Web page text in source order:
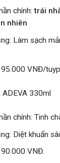
chính:trái
nhiên
: Làm sạch
95.000 VNĐ/
330ml
chính: Tinh
: Diệt khuẩn
90.000 VNĐ.